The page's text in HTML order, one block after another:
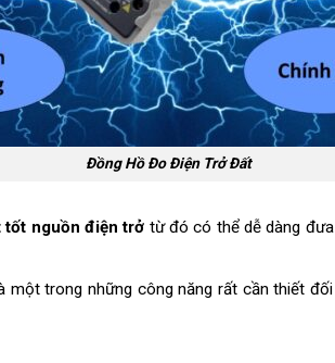
Đồng Hồ Đo Điện Trở Đất
tốt nguồn điện trở từ đó có thể dễ dàng
một trong những công năng rất cần thiết